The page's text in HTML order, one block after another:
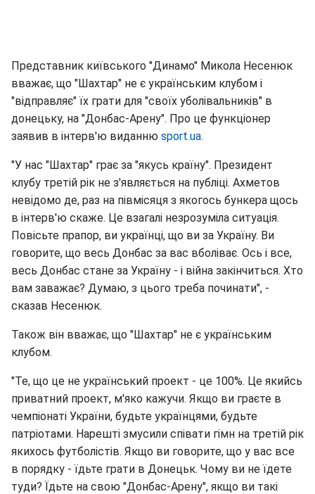
Представник київського "Динамо" Микола Несенюк
вважає, що "Шахтар" не є українським клубом і
"відправляє" їх грати для "своїх уболівальників" в
донецьку, на "Донбас-Арену". Про це функціонер
заявив в інтерв'ю виданню sport.ua.
"У нас "Шахтар" грає за "якусь країну". Президент
клубу третій рік не з'являється на публіці. Ахметов
невідомо де, раз на півмісяця з якогось бункера щось
в інтерв'ю скаже. Це взагалі незрозуміла ситуація.
Повісьте прапор, ви українці, що ви за Україну. Ви
говорите, що весь Донбас за вас вболіває. Ось і все,
весь Донбас стане за Україну - і війна закінчиться. Хто
вам заважає? Думаю, з цього треба починати", -
сказав Несенюк.
Також він вважає, що "Шахтар" не є українським
клубом.
"Те, що це не український проект - це 100%. Це якийсь
приватний проект, м'яко кажучи. Якщо ви граєте в
чемпіонаті України, будьте українцями, будьте
патріотами. Нарешті змусили співати гімн на третій рік
якихось футболістів. Якщо ви говорите, що у вас все
в порядку - їдьте грати в Донецьк. Чому ви не їдете
туди? Їдьте на свою "Донбас-Арену", якщо ви такі